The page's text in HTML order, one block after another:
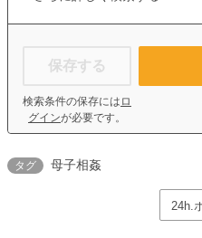
保存する
検索条件の保存には ロ
グインが必要です。
タグ 母子相姦